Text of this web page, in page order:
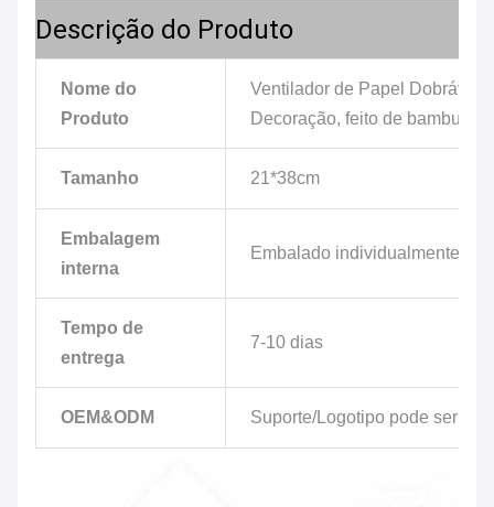
Descrição do Produto
Nome do
Produto
Ventilador de Papel Dobrável
Decoração, feito de bambu
Tamanho 21*38cm
Embalagem
interna
Embalado individualmente/a
Tempo de
entrega
7-10 dias
OEM&ODM Suporte/Logotipo pode ser